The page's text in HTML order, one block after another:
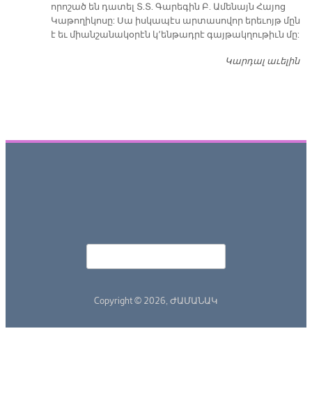
որոշած են դատել Տ.Տ. Գարեգին Բ. Ամենայն Հայոց
Կաթողիկոսը: Սա իսկապէս արտասովոր երեւոյթ մըն
է եւ միանշանակօրէն կ՚ենթադրէ գայթակղութիւն մը:
Կարդալ աւելին
Copyright © 2026, ԺԱՄԱՆԱԿ